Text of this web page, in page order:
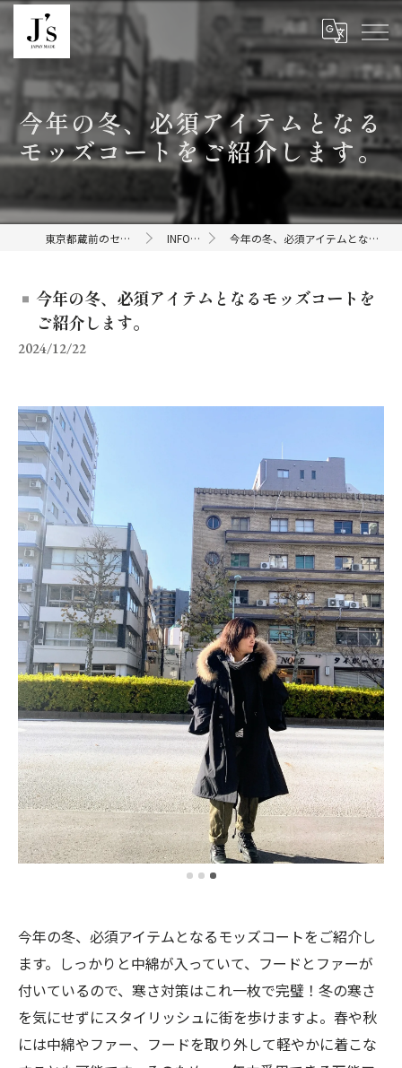
今年の冬、必須アイテムとなる
モッズコートをご紹介します。
東京都蔵前のセレクトショップならJ's INFORMATION 今年の冬、必須アイテムとなるモッズコートをご紹介します。
今年の冬、必須アイテムとなるモッズコートを
ご紹介します。
2024/12/22
今年の冬、必須アイテムとなるモッズコートをご紹介し
ます。しっかりと中綿が入っていて、フードとファーが
付いているので、寒さ対策はこれ一枚で完璧！冬の寒さ
を気にせずにスタイリッシュに街を歩けますよ。春や秋
には中綿やファー、フードを取り外して軽やかに着こな